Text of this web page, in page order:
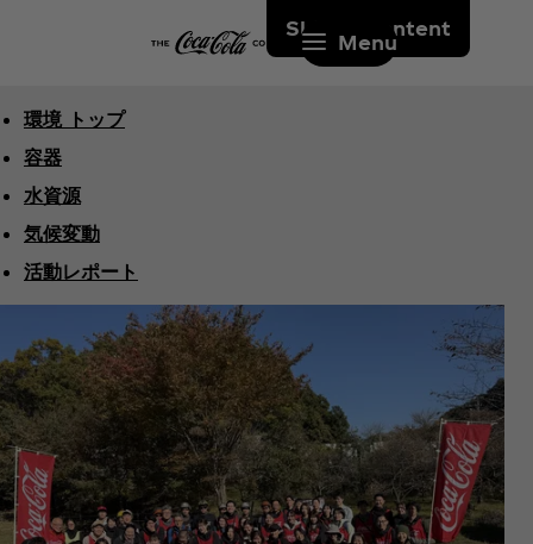
Skip to content
Menu
環境 トップ
容器
水資源
気候変動
活動レポート